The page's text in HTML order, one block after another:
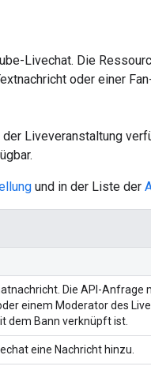
Livechat. Die
oder einer
Liveveranstaltung
und in der Liste der
Die API-Anfrage
einem Moderator des
dem Bann verknüpft ist.
eine Nachricht hinzu.